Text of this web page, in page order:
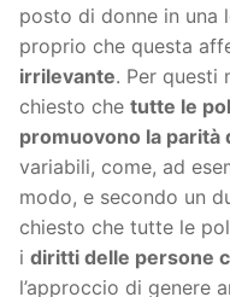
posto di donne in una
proprio che questa
irrilevante. Per questi
chiesto che tutte le
promuovono la parità
variabili, come, ad
modo, e secondo un
chiesto che tutte le
i diritti delle persone
l’approccio di genere